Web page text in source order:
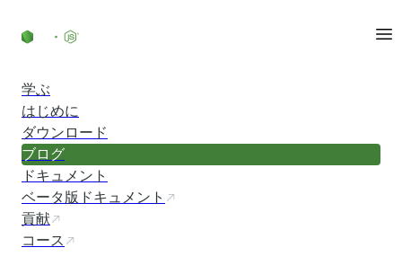
学ぶ
はじめに
ダウンロード
ブログ
ドキュメント
ベータ版ドキュメント
貢献
コース